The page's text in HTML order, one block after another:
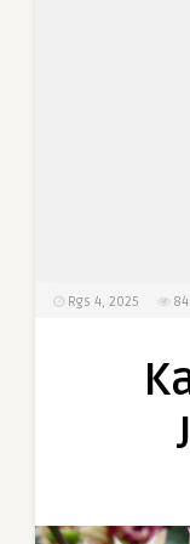
Rgs 4, 2025 84